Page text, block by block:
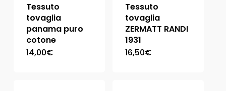
Tessuto
tovaglia
panama puro
cotone
14,00€
Tessuto
tovaglia
ZERMATT RANDI
1931
16,50€